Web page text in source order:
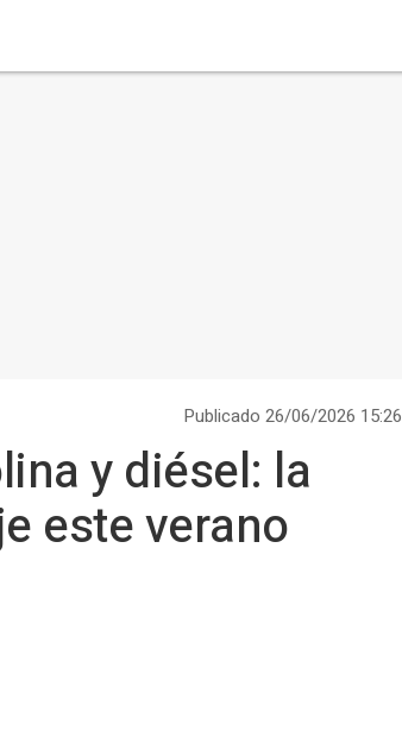
Publicado 26/06/2026 15:26
y diésel: la
este verano